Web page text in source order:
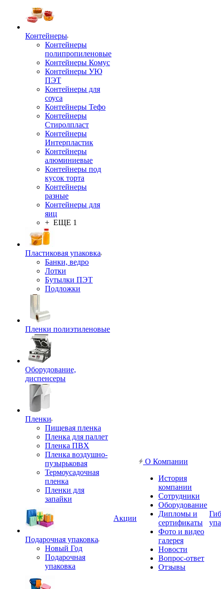
Контейнеры
Контейнеры
полипропиленовые
Контейнеры Комус
Контейнеры УЮ
ПЭТ
Контейнеры для
соуса
Контейнеры Тефо
Контейнеры
Стиролпласт
Контейнеры
Интерпластик
Контейнеры
алюминиевые
Контейнеры под
кусок торта
Контейнеры
разные
Контейнеры для
яиц
+ ЕЩЕ 1
Пластиковая упаковка
Банки, ведро
Лотки
Бутылки ПЭТ
Подложки
Пленки полиэтиленовые
Оборудование,
диспенсеры
Пленки
Пищевая пленка
Пленка для паллет
Пленка ПВХ
Пленка воздушно-
пузырьковая
Термоусадочная
пленка
Пленки для
запайки
Подарочная упаковка
Новый Год
Подарочная
упаковка
Акции
О Компании
История
компании
Сотрудники
Оборудование
Дипломы и
сертификаты
Фото и видео
галерея
Новости
Вопрос-ответ
Отзывы